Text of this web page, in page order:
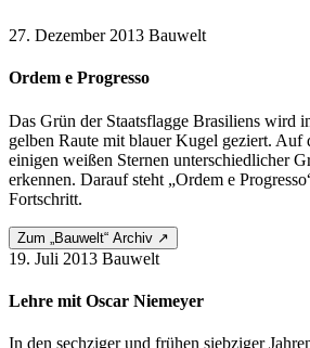
27. Dezember 2013 Bauwelt
Ordem e Progresso
Das Grün der Staatsflagge Brasiliens wird
gelben Raute mit blauer Kugel geziert. Auf
einigen weißen Sternen unterschiedlicher
erkennen. Darauf steht „Ordem e
Fortschritt.
Zum „Bauwelt“ Archiv ↗
19. Juli 2013 Bauwelt
Lehre mit Oscar Niemeyer
In den sechziger und frühen siebziger